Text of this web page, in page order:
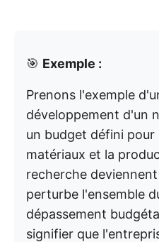
🎯 Exemple :
Prenons l'exemple
développement d'un
un budget défini pour
matériaux et la
recherche
perturbe l'ensemble
dépassement
signifier que